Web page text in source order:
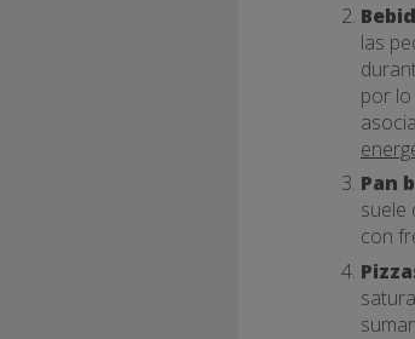
las
por
Pan
suele
con